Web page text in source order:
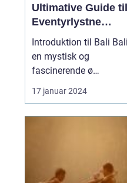
Ultimative Guide til
Eventyrlystne
Rejsende
Introduktion til Bali Bali,
en mystisk og
fascinerende ø
beliggende i det smukke
Indonesien, har længe
betagende
17 januar 2024